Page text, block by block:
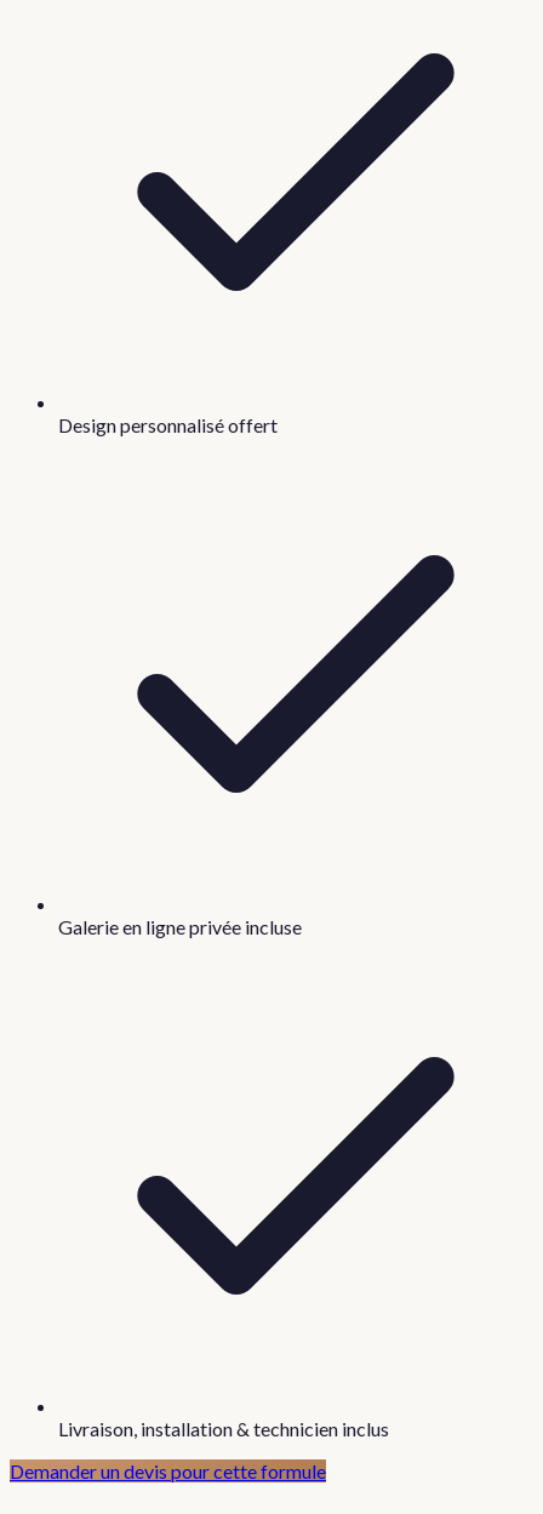
Design personnalisé offert
Galerie en ligne privée incluse
Livraison, installation & technicien inclus
Demander un devis pour cette formule